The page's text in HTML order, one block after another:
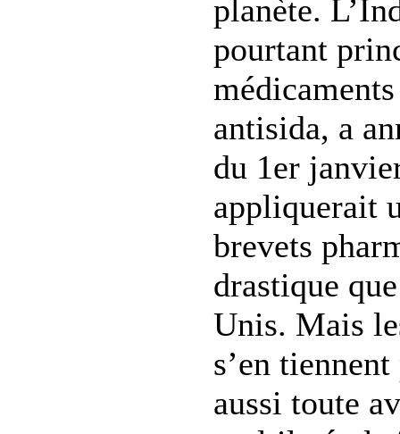
planète.
pourtant
antisida, a
du 1er
appliquerait
brevets
drastique
Unis. Mais
s’en
aussi toute